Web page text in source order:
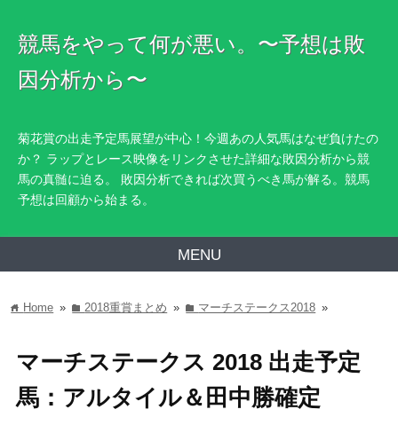
競馬をやって何が悪い。〜予想は敗
因分析から〜
菊花賞の出走予定馬展望が中心！今週あの人気馬はなぜ負けたの
か？ ラップとレース映像をリンクさせた詳細な敗因分析から競
馬の真髄に迫る。 敗因分析できれば次買うべき馬が解る。競馬
予想は回顧から始まる。
MENU
home Home » folder2018重賞まとめ » folder マーチステークス2018 »
マーチステークス 2018 出走予定
馬：アルタイル＆田中勝確定